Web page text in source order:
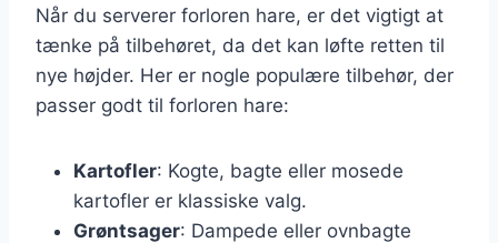
Når du serverer forloren hare, er det vigtigt at
tænke på tilbehøret, da det kan løfte retten til
nye højder. Her er nogle populære tilbehør, der
passer godt til forloren hare:
Kartofler: Kogte, bagte eller mosede
kartofler er klassiske valg.
Grøntsager: Dampede eller ovnbagte